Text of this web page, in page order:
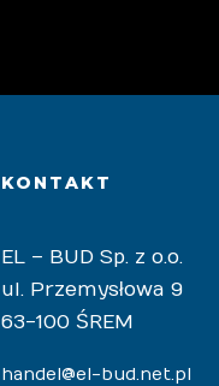
KONTAKT
EL – BUD Sp. z o.o.
ul. Przemysłowa 9
63-100 ŚREM
handel@el-bud.net.pl